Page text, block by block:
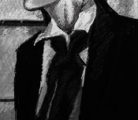
И идея
было уже
историей их
самой